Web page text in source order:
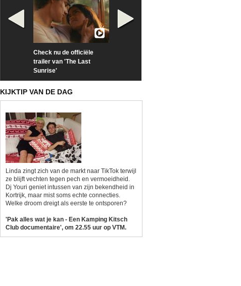
Check nu de officiële
trailer van 'The Last
Sunrise'
KIJKTIP VAN DE DAG
Linda zingt zich van de markt naar TikTok terwijl
ze blijft vechten tegen pech en vermoeidheid.
Dj Youri geniet intussen van zijn bekendheid in
Kortrijk, maar mist soms echte connecties.
Welke droom dreigt als eerste te ontsporen?
'Pak alles wat je kan - Een Kamping Kitsch
Club documentaire', om 22.55 uur op VTM.